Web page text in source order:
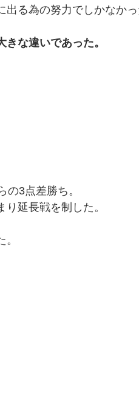
出る為の努力でしかなか
な違いであった。
3点差勝ち。
延長戦を制した。